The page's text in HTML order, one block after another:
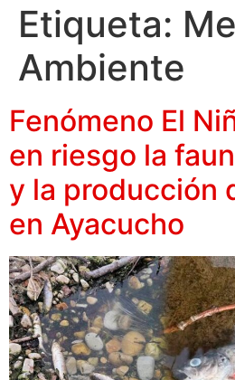
Etiqueta:
Ambiente
Fenómeno El
en riesgo la
y la producción
en Ayacucho